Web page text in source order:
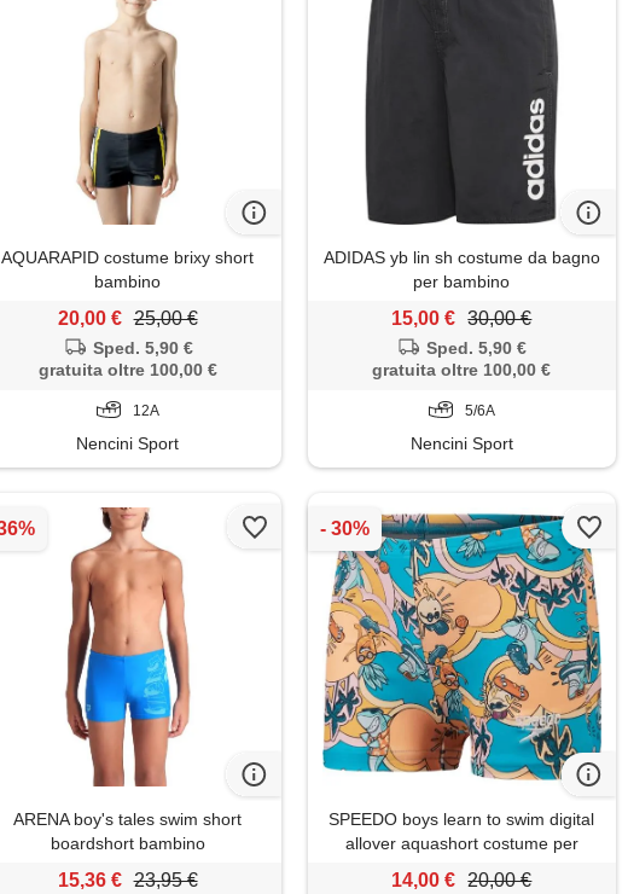
AQUARAPID costume brixy short
bambino
20,00 € 25,00 €
Sped. 5,90 €
gratuita oltre 100,00 €
12A
Nencini Sport
ADIDAS yb lin sh costume da bagno
per bambino
15,00 € 30,00 €
Sped. 5,90 €
gratuita oltre 100,00 €
5/6A
Nencini Sport
ARENA boy's tales swim short
boardshort bambino
15,36 € 23,95 €
SPEEDO boys learn to swim digital
allover aquashort costume per
neonati
14,00 € 20,00 €